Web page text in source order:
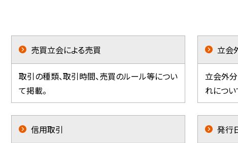
売買立会による売買
取引の種類、取引時間、売買のルール等につい
て掲載。
立会
立会外
れについ
信用取引 発行